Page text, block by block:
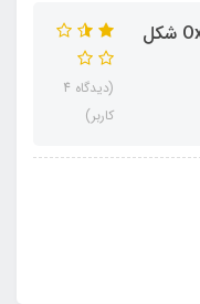
حلقه هیدروکلوئید OxMed-Zensetiv شکل
(دیدگاه 4
کاربر)